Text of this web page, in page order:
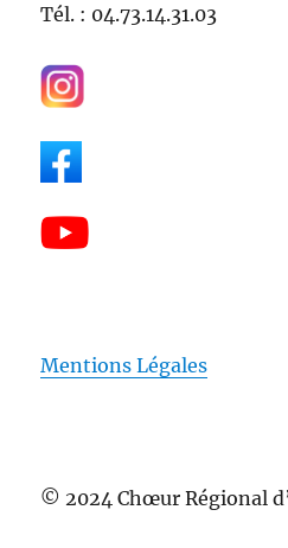
Tél. : 04.73.14.31.03
Mentions Légales
© 2024 Chœur Régional